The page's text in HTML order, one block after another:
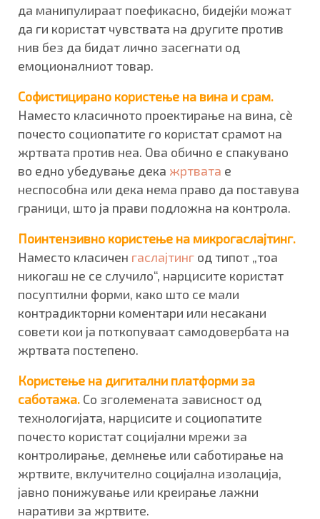
да манипулираат поефикасно, бидејќи можат
да ги користат чувствата на другите против
нив без да бидат лично засегнати од
емоционалниот товар.
Софистицирано користење на вина и срам.
Наместо класичното проектирање на вина, сè
почесто социопатите го користат срамот на
жртвата против неа. Ова обично е спакувано
во едно убедување дека жртвата ​ е
неспособна или дека нема право да поставува
граници, што ја прави подложна на контрола.
Поинтензивно користење на микрогаслајтинг.
Намес​то класичен гаслајтинг од типот „тоа
никогаш не се случило“, нарцисите користат
посуптилни форми, како што се мали
контрадикторни коментари или несакани
совети кои ја поткопуваат самодовербата на
жртвата постепено.
Користење на дигитални платформи за
саботажа. Со зголемената зависност од
технологијата, нарцисите и социопатите
почесто користат социјални мрежи за
контролирање, демнење или саботирање на
жртвите, вклучително социјална изолација,
јавно понижување или креирање лажни
наративи за жртв​ите.